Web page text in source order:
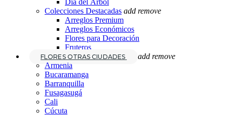
Día del Árbol
Colecciones Destacadas add remove
Arreglos Premium
Arreglos Económicos
Flores para Decoración
Fruteros
FLORES OTRAS CIUDADES addremove
Armenia
Bucaramanga
Barranquilla
Fusagasugá
Cali
Cúcuta